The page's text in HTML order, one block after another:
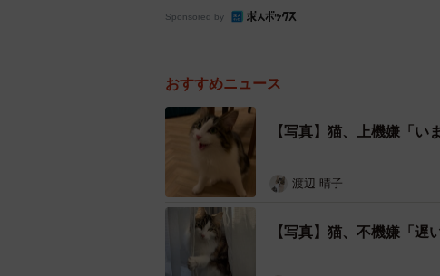
る？」だった！
――分かりやすい表情で多くの人たちの
来は？
「夫婦で大好きなMARVELから付けよう
ル』に登場する猫と同じ名前にしました」
Sponsored by
おすすめニュース
【写真】猫、上機嫌「い
渡辺 晴子
【写真】猫、不機嫌「遅